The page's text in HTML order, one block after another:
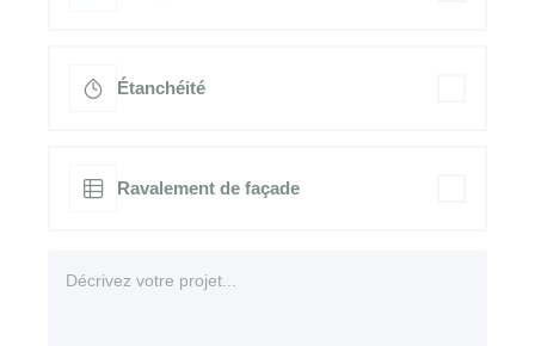
Étanchéité
Ravalement de façade